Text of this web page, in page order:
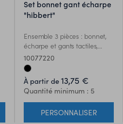
set bonnet gant écharpe
"hibbert"
Ensemble 3 pièces : bonnet,
écharpe et gants tactiles,
parfaits pour offrir confort et
fonctionnalité lors des
journées froides. Chaque
pièce est dotée dune
étiquette cousue en PU
marron, idéale pour le
marquage. Présenté dans
10077220
À partir de 13,75 €
Quantité minimum : 5
PERSONNALISER